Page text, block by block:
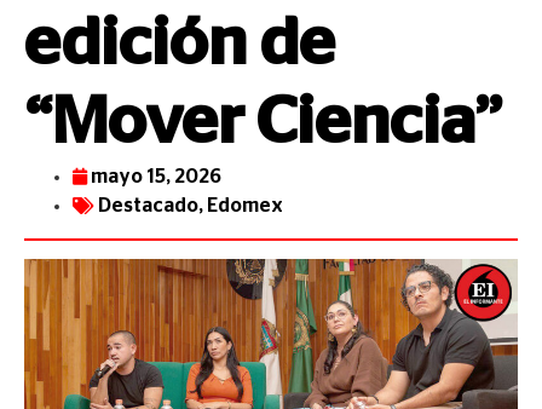
edición de
“Mover Ciencia”
mayo 15, 2026
Destacado, Edomex